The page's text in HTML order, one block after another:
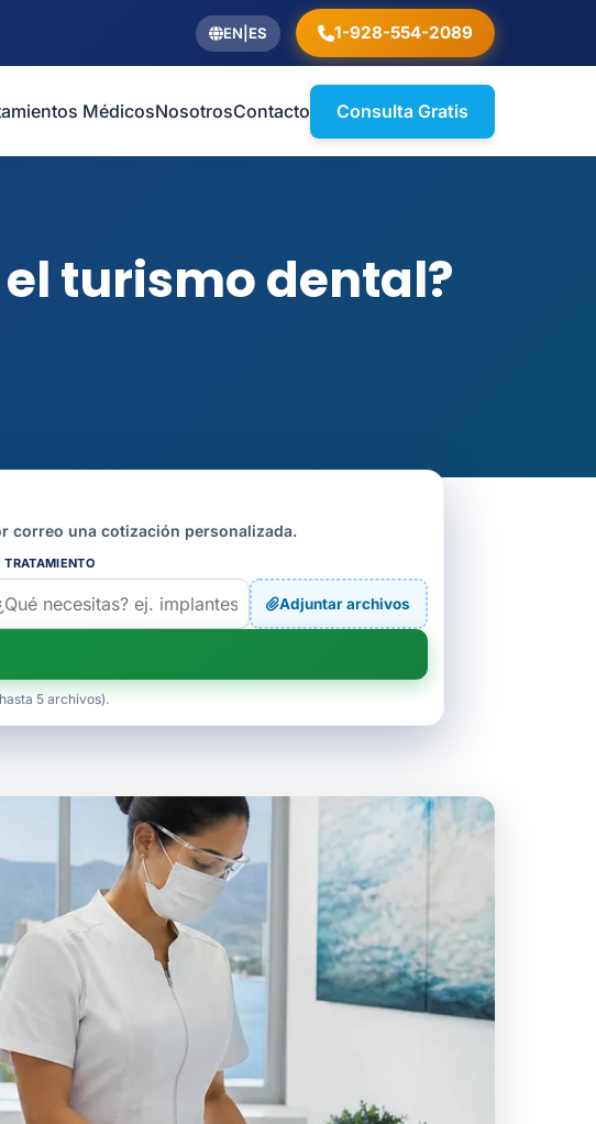
EN ES 1-928-554-2089
MédicosNosotrosContacto Consulta Gratis
turismo dental?
correo una cotización personalizada.
TRATAMIENTO
Adjuntar archivos
5 archivos).